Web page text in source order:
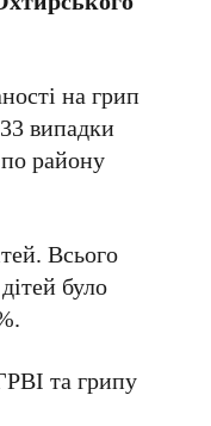
на грип
випадки
району
Всього
було
та грипу